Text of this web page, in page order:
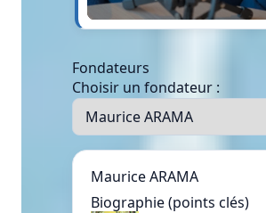
Fondateurs
Choisir un fondateur :
Maurice ARAMA
Biographie (points clés)